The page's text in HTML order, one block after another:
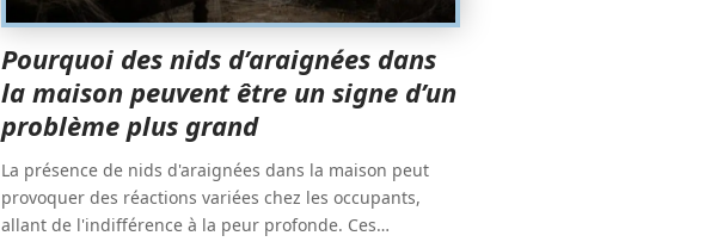
Pourquoi des nids d’araignées dans
la maison peuvent être un signe d’un
problème plus grand
La présence de nids d'araignées dans la maison peut
provoquer des réactions variées chez les occupants,
allant de l'indifférence à la peur profonde. Ces…